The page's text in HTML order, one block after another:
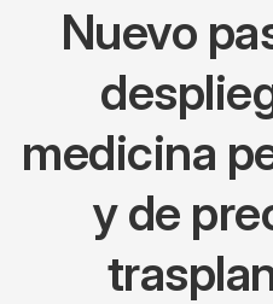
Nuevo
medicina
y de